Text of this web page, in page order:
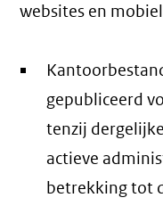
websites en
gepubliceerd
tenzij
actieve
betrekking tot